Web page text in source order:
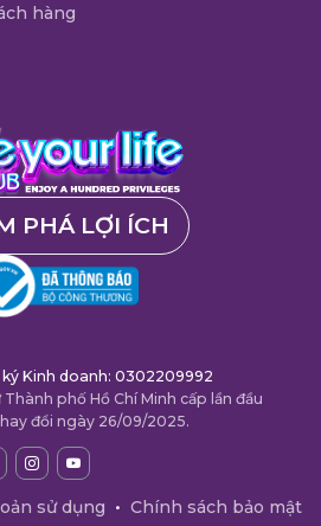
hàng
PHÁ LỢI ÍCH
Kinh doanh: 0302209992
phố Hồ Chí Minh cấp lần đầu
đổi ngày 26/09/2025.
sử dụng • Chính sách bảo mật